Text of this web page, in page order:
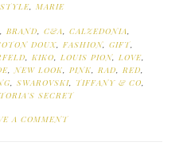
, MARIE
, BRAND, C&A, CALZEDONIA,
DOUX, FASHION, GIFT,
, KIKO, LOUIS PION, LOVE,
,NEW LOOK, PINK, RAD, RED,
, SWAROVSKI, TIFFANY & CO,
SECRET
A COMMENT